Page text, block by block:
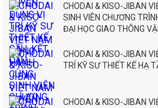
CHODAI & KISO-JIBAN
SINH VIÊN CHƯƠNG
ĐẠI HỌC GIAO THÔNG
CHODAI & KISO-JIBAN
TRÍ KỸ SƯ THIẾT KẾ HẠ
CHODAI & KISO-JIBAN